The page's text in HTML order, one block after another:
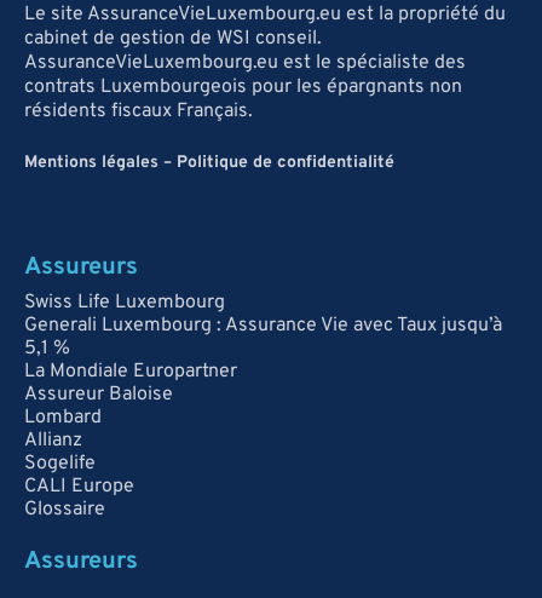
Le site AssuranceVieLuxembourg.eu est la propriété du
cabinet de gestion de WSI conseil.
AssuranceVieLuxembourg.eu est le spécialiste des
contrats Luxembourgeois pour les épargnants non
résidents fiscaux Français.
Mentions légales – Politique de confidentialité
Assureurs
Swiss Life Luxembourg
Generali Luxembourg : Assurance Vie avec Taux jusqu’à
5,1 %
La Mondiale Europartner
Assureur Baloise
Lombard
Allianz
Sogelife
CALI Europe
Glossaire
Assureurs